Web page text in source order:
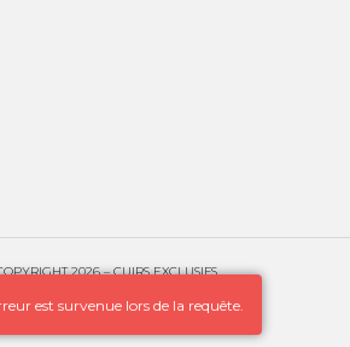
2026 – CUIRS EXCLUSIFS
est survenue lors de la requête.